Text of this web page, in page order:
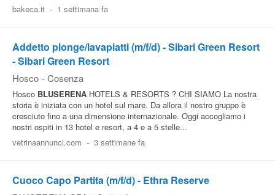
bakeca.it - 1 settimana fa
Addetto plonge/lavapiatti (m/f/d) - Sibari Green Resort
- Sibari Green Resort
Hosco - Cosenza
Hosco BLUSERENA HOTELS & RESORTS ? CHI SIAMO La nostra
storia è iniziata con un hotel sul mare. Da allora il nostro gruppo è
cresciuto fino a una dimensione internazionale. Oggi accogliamo i
nostri ospiti in 13 hotel e resort, a 4 e a 5 stelle...
vetrinaannunci.com - 3 settimane fa
Cuoco Capo Partita (m/f/d) - Ethra Reserve